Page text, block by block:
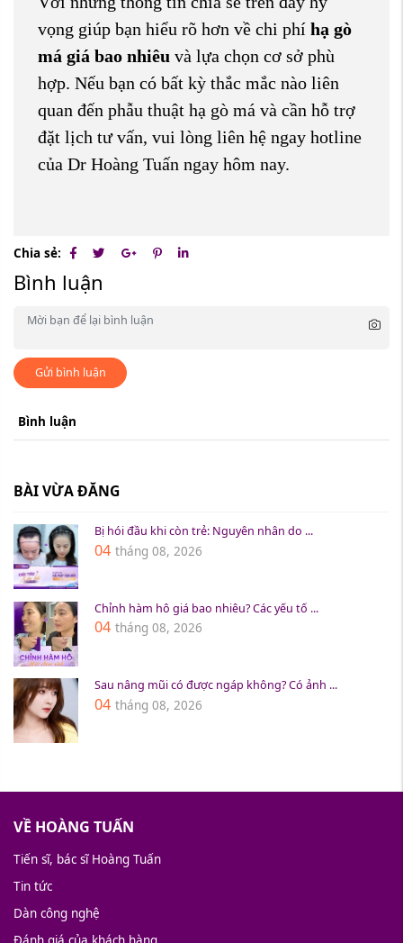
vọng giúp bạn hiểu rõ hơn về chi phí hạ gò
má giá bao nhiêu và lựa chọn cơ sở phù
hợp. Nếu bạn có bất kỳ thắc mắc nào liên
quan đến phẫu thuật hạ gò má và cần hỗ trợ
đặt lịch tư vấn, vui lòng liên hệ ngay hotline
của Dr Hoàng Tuấn ngay hôm nay.
Chia sẻ:
Bình luận
Gửi bình luận
Bình luận
BÀI VỪA ĐĂNG
Bị hói đầu khi còn trẻ: Nguyên nhân do ...
04 tháng 08, 2026
Chỉnh hàm hô giá bao nhiêu? Các yếu tố ...
04 tháng 08, 2026
Sau nâng mũi có được ngáp không? Có ảnh ...
04 tháng 08, 2026
VỀ HOÀNG TUẤN
Tiến sĩ, bác sĩ Hoàng Tuấn
Tin tức
Dàn công nghệ